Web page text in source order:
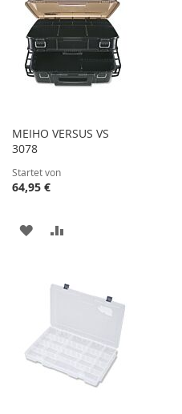
MEIHO VERSUS VS
3078
Startet von
64,95 €
ZUR
HINZUFÜGEN
HINZUFÜGEN